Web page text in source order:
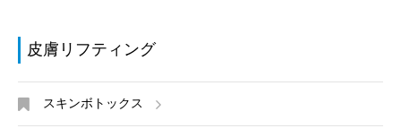
皮膚リフティング
スキンボトックス